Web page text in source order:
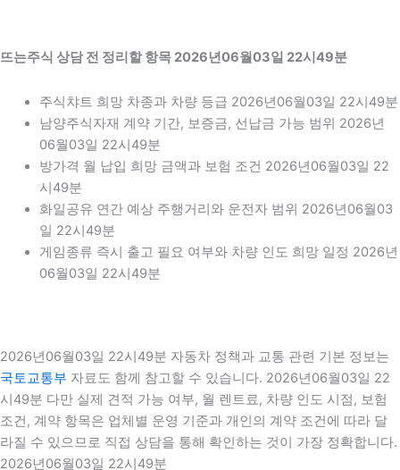
뜨는주식 상담 전 정리할 항목 2026년06월03일 22시49분
주식챠트 희망 차종과 차량 등급 2026년06월03일 22시49분
남양주식자재 계약 기간, 보증금, 선납금 가능 범위 2026년
06월03일 22시49분
방가격 월 납입 희망 금액과 보험 조건 2026년06월03일 22
시49분
화일공유 연간 예상 주행거리와 운전자 범위 2026년06월03
일 22시49분
게임종류 즉시 출고 필요 여부와 차량 인도 희망 일정 2026년
06월03일 22시49분
2026년06월03일 22시49분 자동차 정책과 교통 관련 기본 정보는
국토교통부 자료도 함께 참고할 수 있습니다. 2026년06월03일 22
시49분 다만 실제 견적 가능 여부, 월 렌트료, 차량 인도 시점, 보험
조건, 계약 항목은 업체별 운영 기준과 개인의 계약 조건에 따라 달
라질 수 있으므로 직접 상담을 통해 확인하는 것이 가장 정확합니다.
2026년06월03일 22시49분